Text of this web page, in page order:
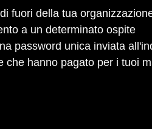
fuori della tua
a un determinato ospite
password unica inviata
hanno pagato per i tuoi